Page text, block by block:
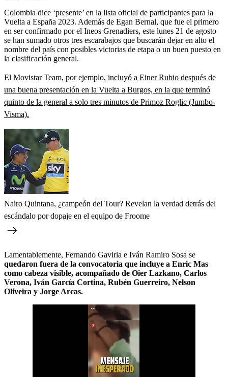
Colombia dice ‘presente’ en la lista oficial de participantes para la
Vuelta a España 2023. Además de Egan Bernal, que fue el primero
en ser confirmado por el Ineos Grenadiers, este lunes 21 de agosto
se han sumado otros tres escarabajos que buscarán dejar en alto el
nombre del país con posibles victorias de etapa o un buen puesto en
la clasificación general.
El Movistar Team, por ejemplo, incluyó a Einer Rubio después de
una buena presentación en la Vuelta a Burgos, en la que terminó
quinto de la general a solo tres minutos de Primoz Roglic (Jumbo-
Visma).
Nairo Quintana, ¿campeón del Tour? Revelan la verdad detrás del
escándalo por dopaje en el equipo de Froome
Lamentablemente, Fernando Gaviria e Iván Ramiro Sosa se
quedaron fuera de la convocatoria que incluye a Enric Mas
como cabeza visible, acompañado de Oier Lazkano, Carlos
Verona, Iván García Cortina, Rubén Guerreiro, Nelson
Oliveira y Jorge Arcas.